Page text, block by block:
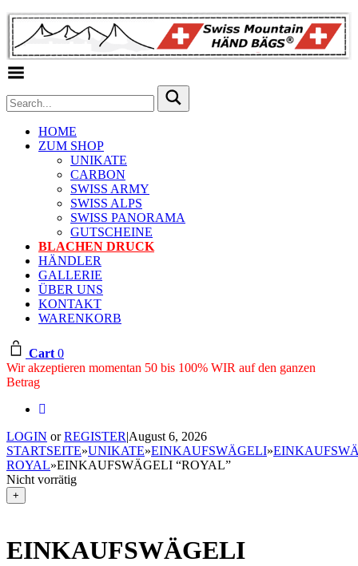
HOME
ZUM SHOP
UNIKATE
CARBON
SWISS ARMY
SWISS ALPS
SWISS PANORAMA
GUTSCHEINE
BLACHEN DRUCK
HÄNDLER
GALLERIE
ÜBER UNS
KONTAKT
WARENKORB
Cart 0
Wir akzeptieren momentan 50 bis 100% WIR auf den ganzen
Betrag
LOGIN orREGISTER|August 6, 2026
STARTSEITE»UNIKATE»EINKAUFSWÄGELI»
ROYAL»EINKAUFSWÄGELI “ROYAL”
Nicht vorrätig
+
EINKAUFSWÄGELI